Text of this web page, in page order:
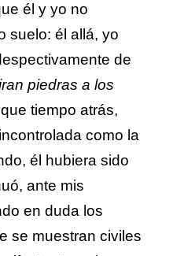
él y yo no
suelo: él allá, yo
de
piedras a los
tiempo atrás,
como la
él hubiera sido
ante mis
en duda los
se muestran civiles